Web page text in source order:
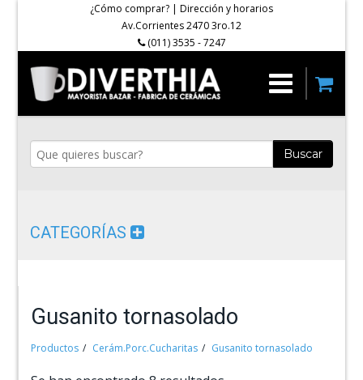
¿Cómo comprar? | Dirección y horarios
Av.Corrientes 2470 3ro.12
(011) 3535 - 7247
Buscar
CATEGORÍAS
Gusanito tornasolado
Productos Cerám.Porc.Cucharitas Gusanito tornasolado